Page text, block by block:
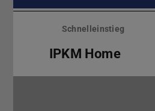
Menü
überspringenSchnelleinstieg
IPKM Home